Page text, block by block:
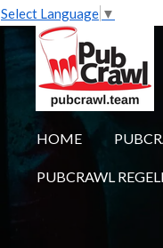
Select Language ▼
Zum
Hauptinhalt
springen
HOME
PUBCRAWL